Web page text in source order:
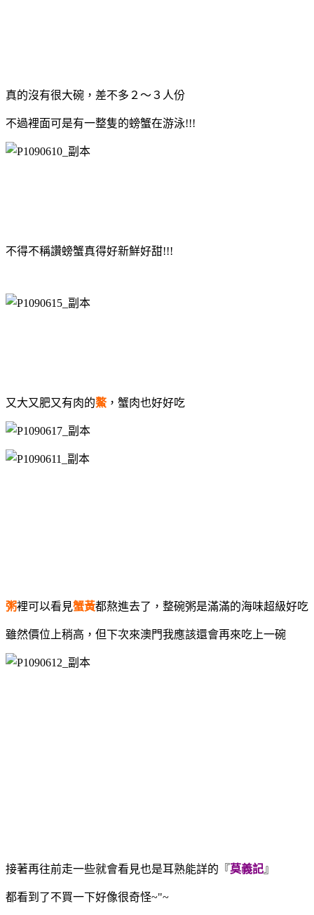
真的沒有很大碗，差不多２～３人份
不過裡面可是有一整隻的螃蟹在游泳!!!
不得不稱讚螃蟹真得好新鮮好甜!!!
又大又肥又有肉的鰲 ，蟹肉也好好吃
粥裡可以看見蟹黃都熬進去了，整碗粥是滿滿的海味超級好吃
雖然價位上稍高，但下次來澳門我應該還會再來吃上一碗
接著再往前走一些就會看見也是耳熟能詳的『莫義記』
都看到了不買一下好像很奇怪~"~